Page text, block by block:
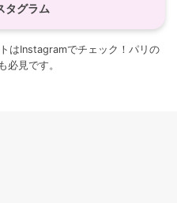
タグラム
はInstagramでチェック！パリの
も必見です。